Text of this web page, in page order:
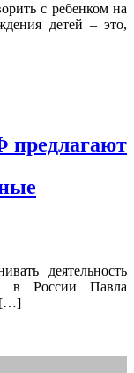
с ребенком на
детей – это,
предлагают
деятельность
в России Павла
[…]